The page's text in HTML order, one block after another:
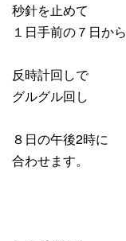
秒針を止めて
１日手前の７日から
反時計回しで
グルグル回し
８日の午後2時に
合わせます。